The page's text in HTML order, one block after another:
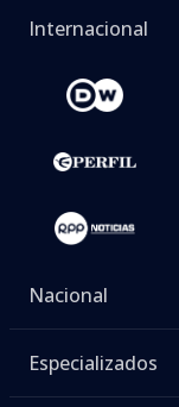
Internacional
Nacional
Especializados